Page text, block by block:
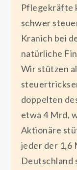
Pflegekräfte
schwer
Kranich bei
natürliche
Wir stützen
doppelten
etwa 4 Mrd,
Aktionäre
jeder der 1,6
Deutschland